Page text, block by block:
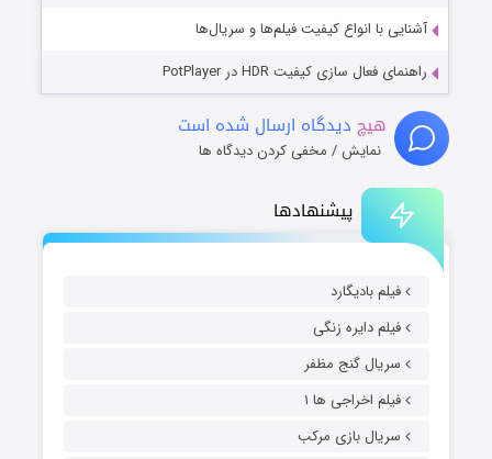
پیشنهادها
فیلم بادیگارد
فیلم دایره زنگی
سریال گنج مظفر
فیلم اخراجی ها ۱
سریال بازی مرکب
آشنایی با انواع کیفیت فیلم‌ها و سریال‌ها
راهنمای فعال سازی کیفیت HDR در PotPlayer
هیچ دیدگاه ارسال شده است
نمایش / مخفی کردن دیدگاه ها